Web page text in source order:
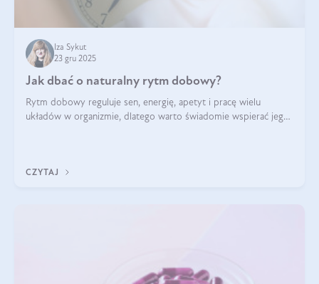
Iza Sykut
23 gru 2025
Jak dbać o naturalny rytm dobowy?
Rytm dobowy reguluje sen, energię, apetyt i pracę wielu
układów w organizmie, dlatego warto świadomie wspierać jego
CZYTAJ